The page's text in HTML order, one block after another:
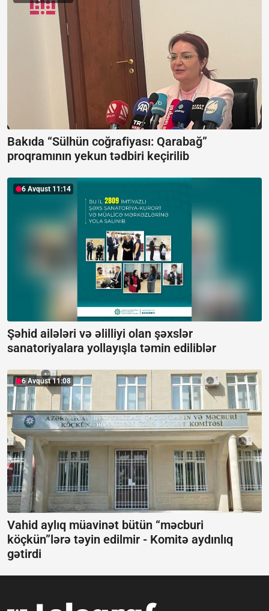
Bakıda “Sülhün coğrafiyası: Qarabağ”
proqramının yekun tədbiri keçirilib
6 Avqust 11:14
Şəhid ailələri və əlilliyi olan şəxslər
sanatoriyalara yollayışla təmin ediliblər
6 Avqust 11:08
Vahid aylıq müavinət bütün “məcburi
köçkün”lərə təyin edilmir - Komitə aydınlıq
gətirdi